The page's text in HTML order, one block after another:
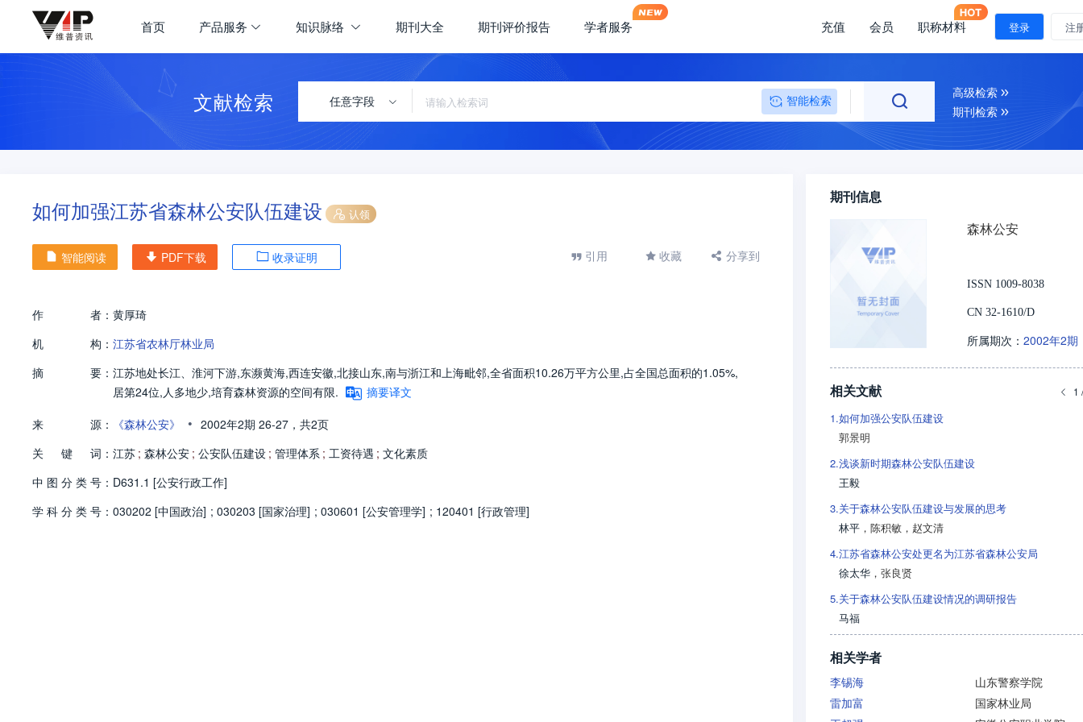
首页 产品服务 知识脉络 期刊大全 期刊评价报告 学者服务 充值 会员 职称材料 登录 注
文献检索 任意字段 智能检索
高级检索
期刊检索
如何加强江苏省森林公安队伍建设 认领
智能阅读 PDF下载 收录证明 引用 收藏 分享到
作 者： 黄厚琦
机
构： 江苏省农林厅林业局
摘
要： 江苏地处长江、淮河下游,东濒黄海,西连安徽,北接山东,南与浙江和上海毗邻,全省面积10.26万平方公里,占全国总面积的1.05%,
居第24位,人多地少,培育森林资源的空间有限.
摘要译文
来
源： 《森林公安》 • 2002年2期 26-27， 共2页
关
键 词： 江苏 ; 森林公安 ; 公安队伍建设 ; 管理体系 ; 工资待遇 ; 文化素质
中 图 分 类 号： D631.1 [公安行政工作]
学 科 分 类 号： 030202 [中国政治] ; 030203 [国家治理] ; 030601 [公安管理学] ; 120401 [行政管理]
期刊信息
森林公安
ISSN 1009-8038
CN 32-1610/D
所属期次： 2002年2期
相关文献 1
1.如何加强公安队伍建设
郭景明
2.浅谈新时期森林公安队伍建设
王毅
3.关于森林公安队伍建设与发展的思考
林平 ， 陈积敏 ， 赵文清
4.江苏省森林公安处更名为江苏省森林公安局
徐太华 ， 张良贤
5.关于森林公安队伍建设情况的调研报告
马福
相关学者
李锡海
山东警察学院
雷加富
国家林业局